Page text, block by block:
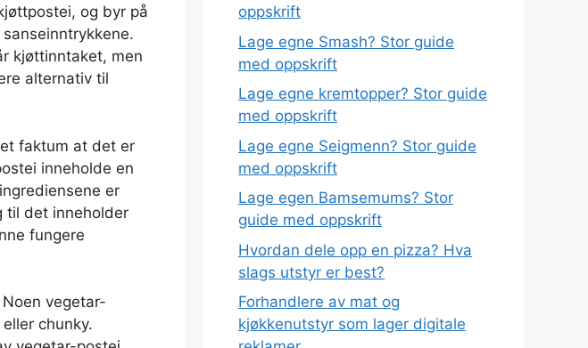
og byr på
kjøttinntaket, men
alternativ til
faktum at det er
inneholde en
er
til det inneholder
fungere
vegetar-
chunky.
oppskrift
Lage egne Smash? Stor guide
med oppskrift
Lage egne kremtopper? Stor guide
med oppskrift
Lage egne Seigmenn? Stor guide
med oppskrift
Lage egen Bamsemums? Stor
guide med oppskrift
Hvordan dele opp en pizza? Hva
slags utstyr er best?
Forhandlere av mat og
kjøkkenutstyr som lager digitale